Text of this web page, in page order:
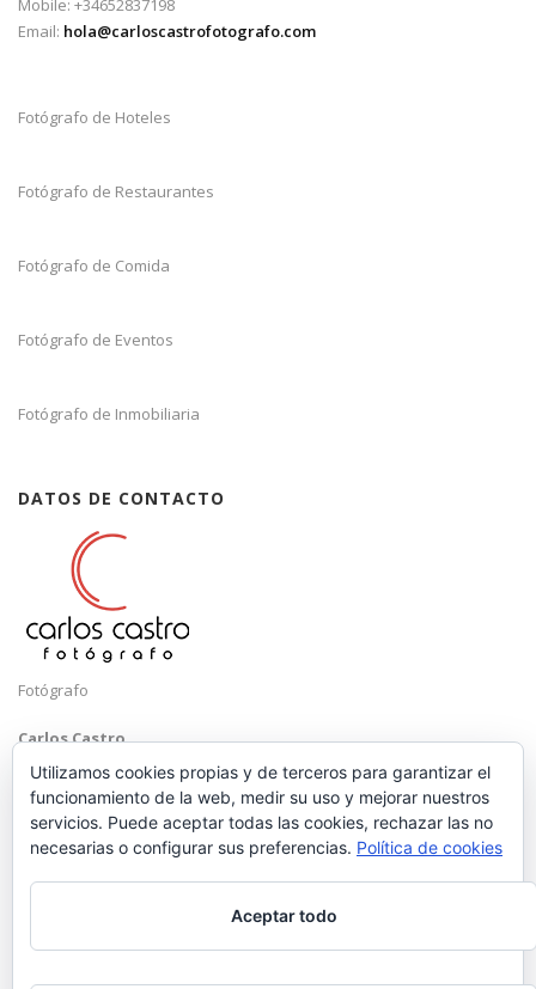
Mobile: +34652837198
Email: hola@carloscastrofotografo.com
Fotógrafo de Hoteles
Fotógrafo de Restaurantes
Fotógrafo de Comida
Fotógrafo de Eventos
Fotógrafo de Inmobiliaria
DATOS DE CONTACTO
Fotógrafo
Carlos Castro
Málaga
Mobile: +34 652 83 71 98
hola@carloscastrofotografo.com
Utilizamos cookies propias y de terceros para garantizar el
funcionamiento de la web, medir su uso y mejorar nuestros
servicios. Puede aceptar todas las cookies, rechazar las no
necesarias o configurar sus preferencias. Política de cookies
Aceptar todo